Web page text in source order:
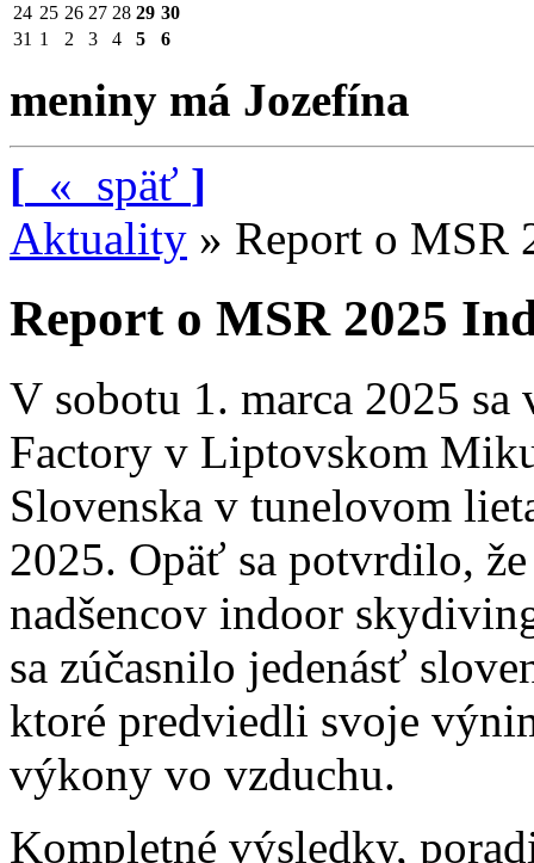
24 25 26 27 28 29 30
31 1 2 3 4 5 6
meniny má Jozefína
[ « späť ]
Aktuality » Report o MSR
Report o MSR 2025
V sobotu 1. marca 2025
Factory v Liptovskom
Slovenska v tunelovom
2025. Opäť sa potvrdilo,
nadšencov indoor
sa zúčasnilo jedenásť
ktoré predviedli svoje
výkony vo vzduchu.
Kompletné výsledky,